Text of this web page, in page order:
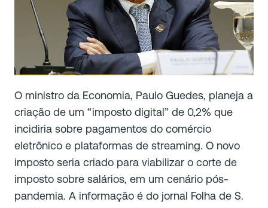
O ministro da Economia, Paulo Guedes, planeja a
criação de um “imposto digital” de 0,2% que
incidiria sobre pagamentos do comércio
eletrônico e plataformas de streaming. O novo
imposto seria criado para viabilizar o corte de
imposto sobre salários, em um cenário pós-
pandemia. A informação é do jornal Folha de S.